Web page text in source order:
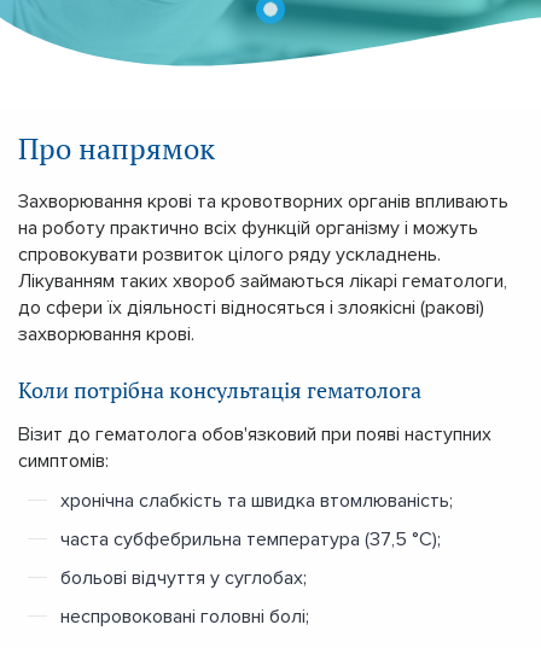
Про напрямок
Захворювання крові та кровотворних органів впливають
на роботу практично всіх функцій організму і можуть
спровокувати розвиток цілого ряду ускладнень.
Лікуванням таких хвороб займаються лікарі гематологи,
до сфери їх діяльності відносяться і злоякісні (ракові)
захворювання крові.
Коли потрібна консультація гематолога
Візит до гематолога обов'язковий при появі наступних
симптомів:
хронічна слабкість та швидка втомлюваність;
часта субфебрильна температура (37,5 °C);
больові відчуття у суглобах;
неспровоковані головні болі;